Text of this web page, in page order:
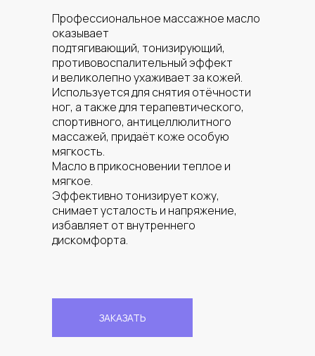
Профессиональное массажное масло
оказывает
подтягивающий, тонизирующий,
противовоспалительный эффект
и великолепно ухаживает за кожей.
Используется для снятия отёчности
ног, а также для терапевтического,
спортивного, антицеллюлитного
массажей, придаёт коже особую
мягкость.
Масло в прикосновении теплое и
мягкое.
Эффективно тонизирует кожу,
снимает усталость и напряжение,
избавляет от внутреннего
дискомфорта.
ЗАКАЗАТЬ